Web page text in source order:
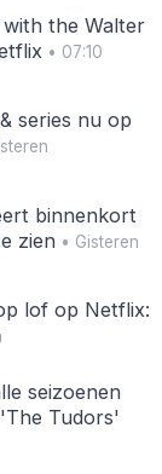
the Walter
• 07:10
series nu op
binnenkort
zien• Gisteren
lof op Netflix:
seizoenen
Tudors'